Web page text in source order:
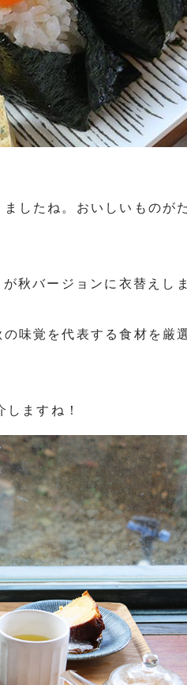
したね。おいしいものが
秋バージョンに衣替えしま
味覚を代表する食材を厳
ますね！